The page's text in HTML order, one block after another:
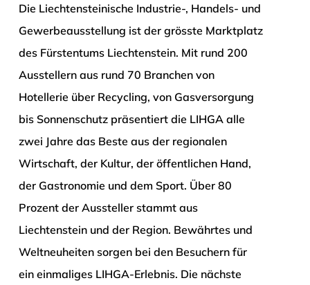
Die Liechtensteinische Industrie-, Handels- und
Gewerbeausstellung ist der grösste Marktplatz
des Fürstentums Liechtenstein. Mit rund 200
Ausstellern aus rund 70 Branchen von
Hotellerie über Recycling, von Gasversorgung
bis Sonnenschutz präsentiert die LIHGA alle
zwei Jahre das Beste aus der regionalen
Wirtschaft, der Kultur, der öffentlichen Hand,
der Gastronomie und dem Sport. Über 80
Prozent der Aussteller stammt aus
Liechtenstein und der Region. Bewährtes und
Weltneuheiten sorgen bei den Besuchern für
ein einmaliges LIHGA-Erlebnis. Die nächste